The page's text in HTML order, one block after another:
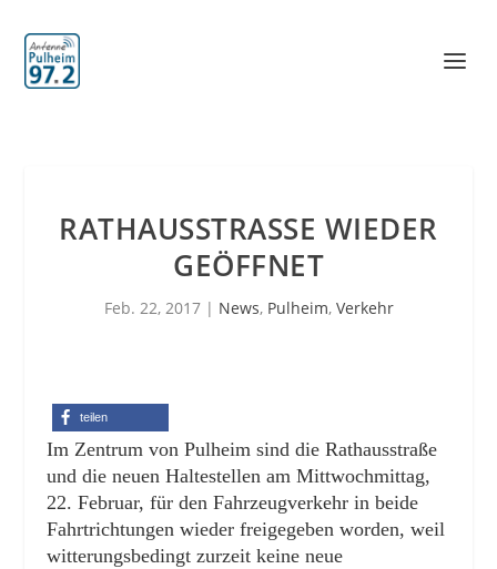
RATHAUSSTRASSE WIEDER G
EÖFFNET
Feb. 22, 2017| News, Pulheim, Verkehr
teilen
Im Zentrum von Pulheim sind die Rathausstraße
und die neuen Haltestellen am Mittwochmittag,
22. Februar, für den Fahrzeugverkehr in beide
Fahrtrichtungen wieder freigegeben worden, weil
witterungsbedingt zurzeit keine neue